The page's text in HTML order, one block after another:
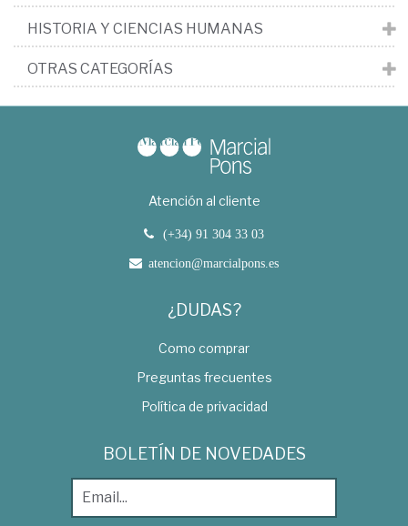
HISTORIA Y CIENCIAS HUMANAS
OTRAS CATEGORÍAS
Atención al cliente
(+34) 91 304 33 03
atencion@marcialpons.es
¿DUDAS?
Como comprar
Preguntas frecuentes
Política de privacidad
BOLETÍN DE NOVEDADES